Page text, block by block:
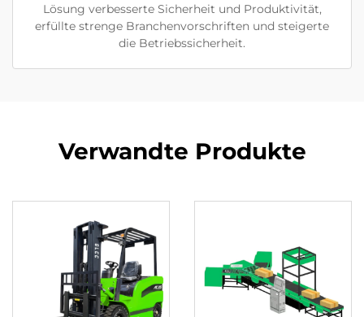
Lösung verbesserte Sicherheit und Produktivität,
erfüllte strenge Branchenvorschriften und steigerte
die Betriebssicherheit.
Verwandte Produkte